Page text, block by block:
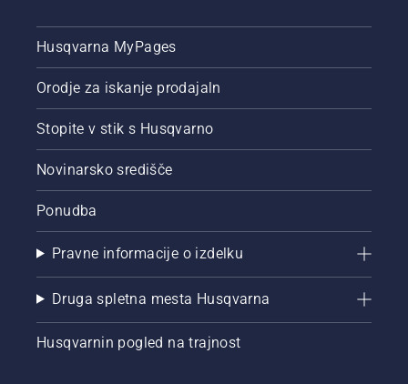
Husqvarna MyPages
Orodje za iskanje prodajaln
Stopite v stik s Husqvarno
Novinarsko središče
Ponudba
Pravne informacije o izdelku
Druga spletna mesta Husqvarna
Husqvarnin pogled na trajnost